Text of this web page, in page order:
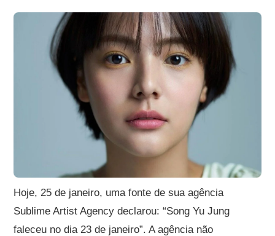
Hoje, 25 de janeiro, uma fonte de sua agência
Sublime Artist Agency declarou: “Song Yu Jung
faleceu no dia 23 de janeiro”. A agência não